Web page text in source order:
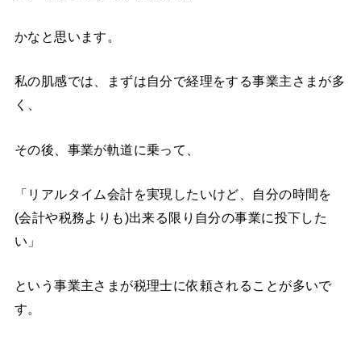
かなと思います。
私の肌感では、まずは自分で経理をする事業主さまが多
く、
その後、事業が軌道に乗って、
「リアルタイム会計を実現したいけど、自分の時間を
(会計や税務よりも)出来る限り自分の事業に投下した
い」
という事業主さまが税理士に依頼されることが多いで
す。